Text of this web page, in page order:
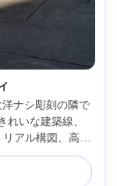
ナシ彫刻の隣で
いな建築線、
アル構図、高コ
ン風、柔らかな